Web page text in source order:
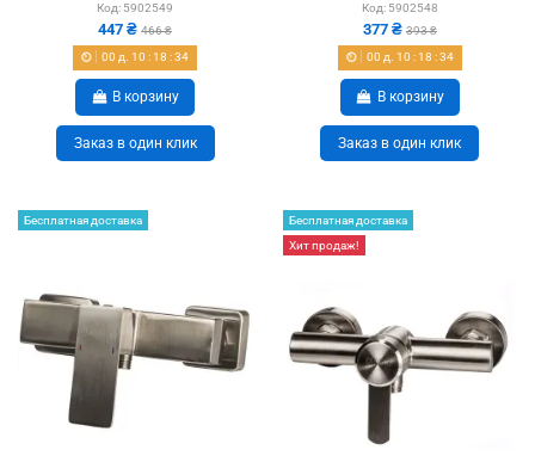
Код: 5902549
447 ₴466 ₴
00 д. 10 : 18 :33
В корзину
Заказ в один клик
Код: 5902548
377 ₴ 393 ₴
00 д. 10 : 18 :33
В корзину
Заказ в один клик
Бесплатная доставка
Бесплатная доставка
Хит продаж!